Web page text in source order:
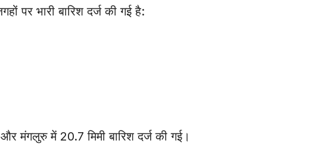
पर भारी बारिश दर्ज की गई है:
मंगलुरु में 20.7 मिमी बारिश दर्ज की गई।